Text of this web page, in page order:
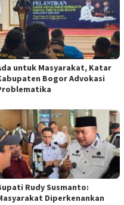
untuk Masyarakat, Katar
Bogor Advokasi
Rudy Susmanto:
Diperkenankan